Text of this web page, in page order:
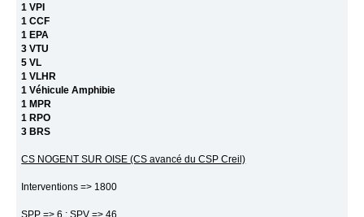
1 VPI
1 CCF
1 EPA
3 VTU
5 VL
1 VLHR
1 Véhicule Amphibie
1 MPR
1 RPO
3 BRS
CS NOGENT SUR OISE (CS avancé du CSP Creil)
Interventions => 1800
SPP => 6 ; SPV => 46